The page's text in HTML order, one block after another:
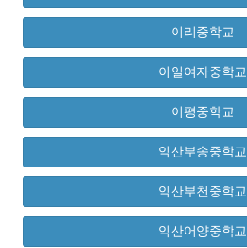
이리중학교
이일여자중학교
이평중학교
익산부송중학교
익산부천중학교
익산어양중학교